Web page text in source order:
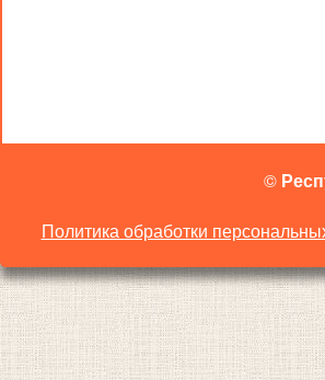
©
Политика обработки